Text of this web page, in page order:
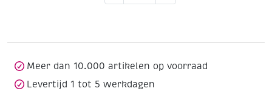
ml,
Meer dan 10.000 artikelen op voorraad
Levertijd 1 tot 5 werkdagen